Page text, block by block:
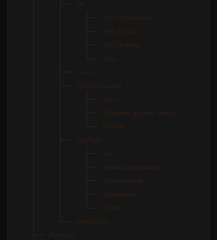
Vis
CHC (Cylindrique)
FHC (Fraisé)
BHC (Bombé)
à bois
T-nuts
Points d'assurage
Relais
Plaquettes, goujons, broches
Maillons
Outillage
Clés
Embouts et visseuses
Sacs ouverture
Coupe corde
Divers
Connecteurs
Panneaux